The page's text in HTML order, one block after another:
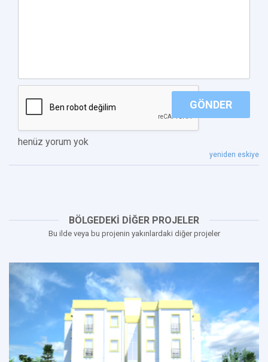
GÖNDER
henüz yorum yok
yeniden eskiye
BÖLGEDEKİ DİĞER PROJELER
Bu ilde veya bu projenin yakınlardaki diğer projeler